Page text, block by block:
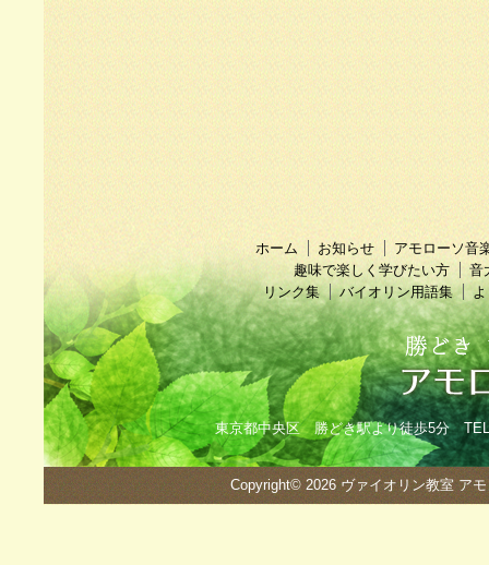
ホーム お知らせ
アモローソ音
趣味で楽しく学びたい方
音
リンク集
バイオリン用語集
東京都中央区 勝どき駅より徒歩5分
Copyright© 2026 ヴァイオリン教室 ア